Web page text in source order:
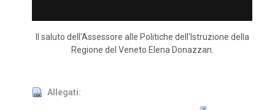
Il saluto dell'Assessore alle Politiche dell'Istruzione della
Regione del Veneto Elena Donazzan.
Allegati: